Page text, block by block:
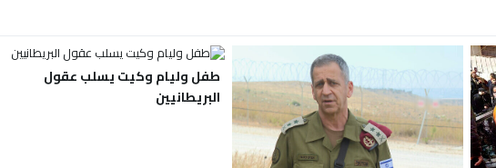
طفل وليام وكيت يسلب عقول
البريطانيين